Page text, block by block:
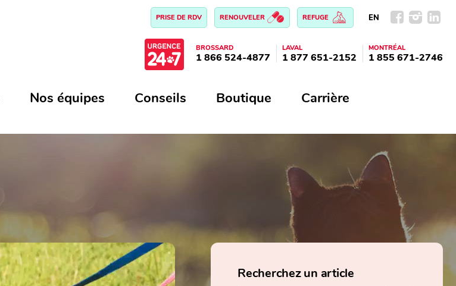
PRISE DE RDV RENOUVELER REFUGE EN
BROSSARD
1 866 524-4877
LAVAL
1 877 651-2152
MONTRÉAL
1 855 671-2746
Nos équipes Conseils Boutique Carrière
Recherchez un article